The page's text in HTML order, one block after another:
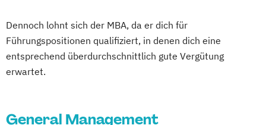
Dennoch lohnt sich der MBA, da er dich für
Führungspositionen qualifiziert, in denen dich eine
entsprechend überdurchschnittlich gute Vergütung
erwartet.
General Management